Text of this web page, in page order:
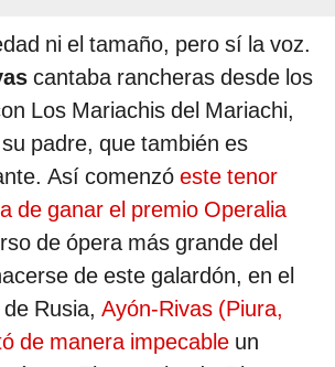
ni el tamaño, pero sí la voz.
cantaba rancheras desde los
Los Mariachis del Mariachi,
padre, que también es
Así comenzó este tenor
de ganar el premio Operalia
de ópera más grande del
de este galardón, en el
Rusia, Ayón-Rivas (Piura,
de manera impecable un